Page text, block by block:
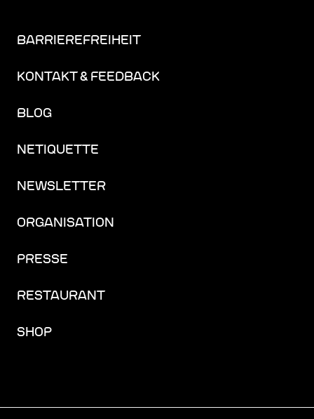
BARRIEREFREIHEIT
KONTAKT & FEEDBACK
BLOG
NETIQUETTE
NEWSLETTER
ORGANISATION
PRESSE
RESTAURANT
SHOP